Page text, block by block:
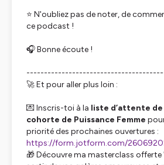
⭐ N'oubliez pas de noter, de
ce podcast !
🎧 Bonne écoute !
🚀 Et pour aller plus loin :
💌 Inscris-toi à la liste d’attente
cohorte de Puissance Femme
priorité des prochaines ouvertures :
https://form.jotform.com/
🎁 Découvre ma masterclass